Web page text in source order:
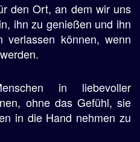
den Ort, an dem wir uns
ihn zu genießen und ihn
verlassen können, wenn
in liebevoller
ohne das Gefühl, sie
in die Hand nehmen zu